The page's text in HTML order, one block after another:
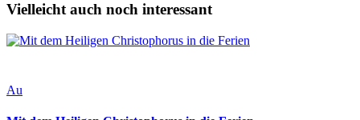
Vielleicht auch noch interessant
Au